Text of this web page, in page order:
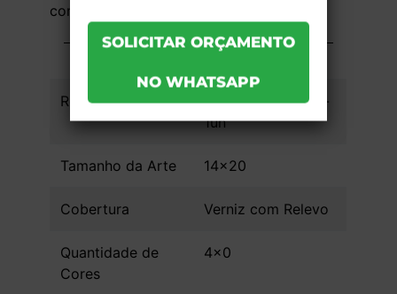
com Relevo - 1 unid
INFORMAÇÕES DO PRODUTO
Referência
a7e87624cdd63f -
1un
Tamanho da Arte 14x20
Cobertura Verniz com Relevo
Quantidade de
Cores
4x0